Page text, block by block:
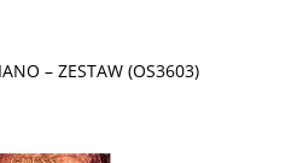
– ZESTAW (OS3603)